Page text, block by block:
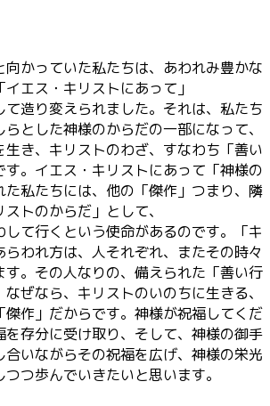
向かっていた私たちは、あわれみ豊かな
エス・キリストにあって」
て造り変えられました。それは、私たち
とした神様のからだの一部になって、
生き、キリストのわざ、すなわち「善い
す。イエス・キリストにあって「神様の
た私たちには、他の「傑作」つまり、隣
トのからだ」として、
て行くという使命があるのです。「キ
らわれ方は、人それぞれ、またその時々
す。その人なりの、備えられた「善い行
ぜなら、キリストのいのちに生きる、
傑作」だからです。神様が祝福してくだ
を存分に受け取り、そして、神様の御手
合いながらその祝福を広げ、神様の栄光
つ歩んでいきたいと思います。